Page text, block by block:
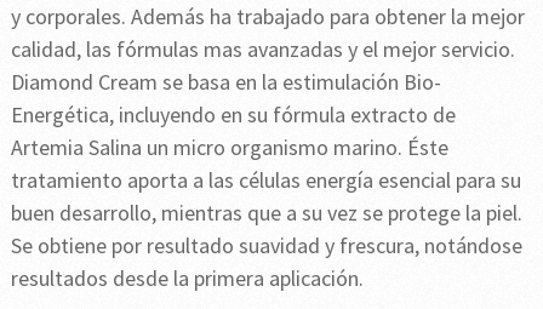
y corporales. Además ha trabajado para obtener la mejor
calidad, las fórmulas mas avanzadas y el mejor servicio.
Diamond Cream se basa en la estimulación Bio-
Energética, incluyendo en su fórmula extracto de
Artemia Salina un micro organismo marino. Éste
tratamiento aporta a las células energía esencial para su
buen desarrollo, mientras que a su vez se protege la piel.
Se obtiene por resultado suavidad y frescura, notándose
resultados desde la primera aplicación.